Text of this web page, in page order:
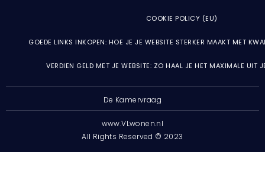
COOKIE POLICY (EU)
GOEDE LINKS INKOPEN: HOE JE JE WEBSITE STERKER MAAKT MET
VERDIEN GELD MET JE WEBSITE: ZO HAAL JE HET MAXIMALE UIT
De Kamervraag
www.VLwonen.nl
All Rights Reserved © 2023